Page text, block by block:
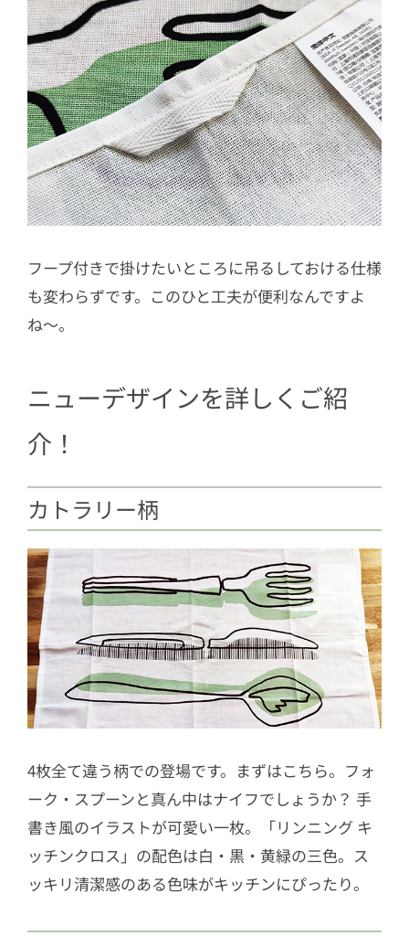
フープ付きで掛けたいところに吊るしておける仕様
も変わらずです。このひと工夫が便利なんですよ
ね〜。
ニューデザインを詳しくご紹
介！
カトラリー柄
4枚全て違う柄での登場です。まずはこちら。フォ
ーク・スプーンと真ん中はナイフでしょうか？ 手
書き風のイラストが可愛い一枚。「リンニング キ
ッチンクロス」の配色は白・黒・黄緑の三色。ス
ッキリ清潔感のある色味がキッチンにぴったり。